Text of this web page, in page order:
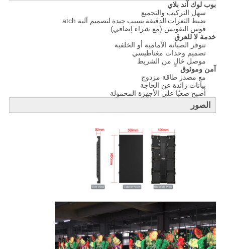
بوب لوك آند بلاي
سهل التركيب والتجميع
ضبط الثغرات الدقيقة بسبب جيدة لتصميم آلية atch
قوس التقويس (مع شراء إضافي)
خدمة لا للعرق
تتوفر الصيانة الأمامية أو الخلفية
تصميم وحدات مغناطيسي
موصل خالٍ من الشريط
آمن وموثوق
مع مصدر طاقة مزدوج
بيانات زائدة عن الحاجة
أصبح صعبًا على الأجهزة المحمولة
الصور